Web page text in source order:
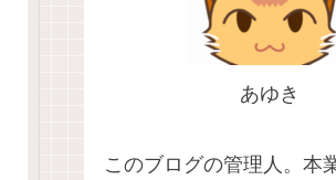
あゆき
このブログの管理人。本